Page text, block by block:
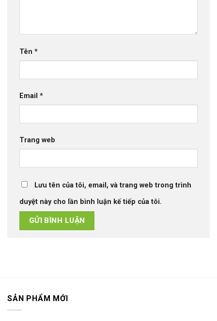
Tên *
Email *
Trang web
Lưu tên của tôi, email, và trang web trong trình
duyệt này cho lần bình luận kế tiếp của tôi.
SẢN PHẨM MỚI